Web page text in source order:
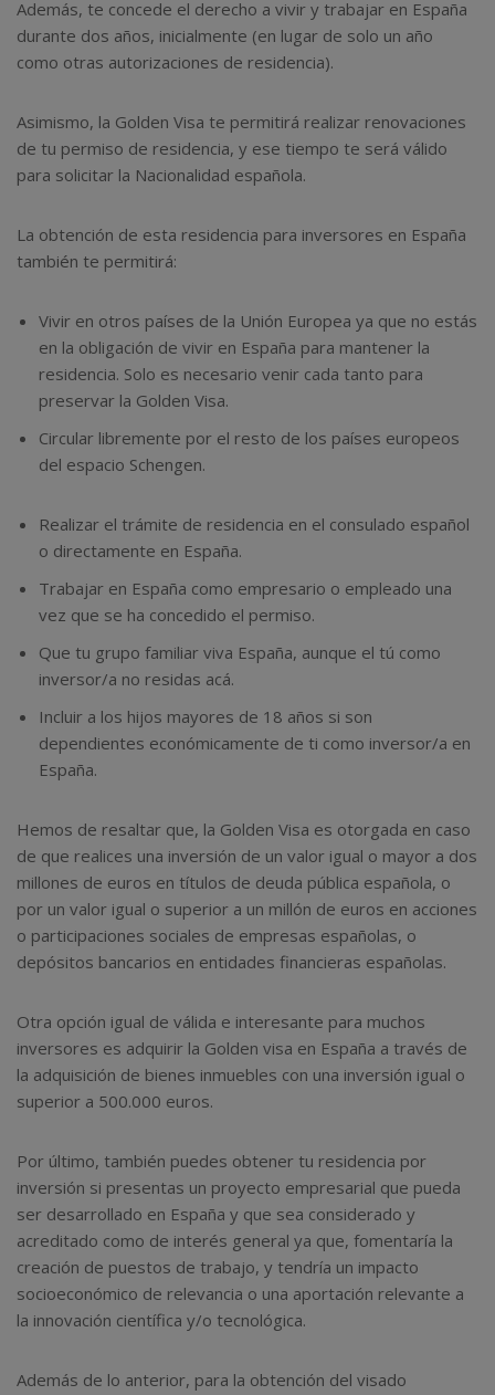
Además, te concede el derecho a vivir y trabajar en España
durante dos años, inicialmente (en lugar de solo un año
como otras autorizaciones de residencia).
Asimismo, la Golden Visa te permitirá realizar renovaciones
de tu permiso de residencia, y ese tiempo te será válido
para solicitar la Nacionalidad española.
La obtención de esta residencia para inversores en España
también te permitirá:
Vivir en otros países de la Unión Europea ya que no estás
en la obligación de vivir en España para mantener la
residencia. Solo es necesario venir cada tanto para
preservar la Golden Visa.
Circular libremente por el resto de los países europeos
del espacio Schengen.
Realizar el trámite de residencia en el consulado español
o directamente en España.
Trabajar en España como empresario o empleado una
vez que se ha concedido el permiso.
Que tu grupo familiar viva España, aunque el tú como
inversor/a no residas acá.
Incluir a los hijos mayores de 18 años si son
dependientes económicamente de ti como inversor/a en
España.
Hemos de resaltar que, la Golden Visa es otorgada en caso
de que realices una inversión de un valor igual o mayor a dos
millones de euros en títulos de deuda pública española, o
por un valor igual o superior a un millón de euros en acciones
o participaciones sociales de empresas españolas, o
depósitos bancarios en entidades financieras españolas.
Otra opción igual de válida e interesante para muchos
inversores es adquirir la Golden visa en España a través de
la adquisición de bienes inmuebles con una inversión igual o
superior a 500.000 euros.
Por último, también puedes obtener tu residencia por
inversión si presentas un proyecto empresarial que pueda
ser desarrollado en España y que sea considerado y
acreditado como de interés general ya que, fomentaría la
creación de puestos de trabajo, y tendría un impacto
socioeconómico de relevancia o una aportación relevante a
la innovación científica y/o tecnológica.
Además de lo anterior, para la obtención del visado